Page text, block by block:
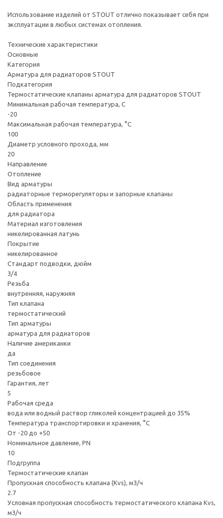
Использование изделий от STOUT отлично показывает себя при
эксплуатации в любых системах отопления.
Технические характеристики
Основные
Категория
Арматура для радиаторов STOUT
Подкатегория
Термостатические клапаны арматура для радиаторов STOUT
Минимальная рабочая температура, С
-20
Максимальная рабочая температура, °С
100
Диаметр условного прохода, мм
20
Направление
Отопление
Вид арматуры
радиаторные терморегуляторы и запорные клапаны
Область применения
для радиатора
Материал изготовления
никелированная латунь
Покрытие
никелированное
Стандарт подводки, дюйм
3/4
Резьба
внутренняя, наружняя
Тип клапана
термостатический
Тип арматуры
арматура для радиаторов
Наличие американки
да
Тип соединения
резьбовое
Гарантия, лет
5
Рабочая среда
вода или водный раствор гликолей концентрацией до 35%
Температура транспортировки и хранения, °С
От -20 до +50
Номинальное давление, PN
10
Подгруппа
Термостатические клапан
Пропускная способность клапана (Kvs), м3/ч
2.7
Условная пропускная способность термостатического клапана Kvs,
м3/ч